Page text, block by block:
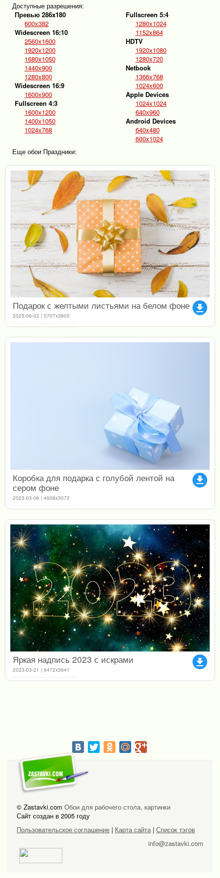
Доступные разрешения:
Превью 286x180
600x382
Widescreen 16:10
2560x1600
1920x1200
1680x1050
1440x900
1280x800
Widescreen 16:9
1600x900
Fullscreen 4:3
1600x1200
1400x1050
1024x768
Fullscreen 5:4
1280x1024
1152x864
HDTV
1920x1080
1280x720
Netbook
1366x768
1024x600
Apple Devices
1024x1024
640x960
Android Devices
640x480
600x1024
Еще обои Праздники:
file_download
Подарок с желтыми листьями на белом фоне
2025-06-02 | 5707x3805
file_download
Коробка для подарка с голубой лентой на
сером фоне
2023-03-06 | 4608x3072
file_download
Яркая надпись 2023 с искрами
2023-03-21 | 6472x3641
© Zastavki.com Обои для рабочего стола, картинки
Сайт создан в 2005 году
Пользовательское соглашение | Карта сайта| Список тэгов
info@zastavki.com